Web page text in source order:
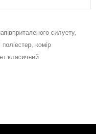
силуету,
комір
класичний